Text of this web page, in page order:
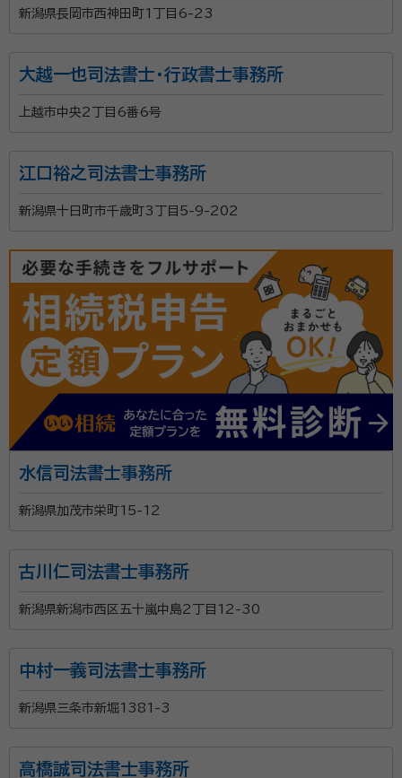
新潟県長岡市西神田町1丁目6-23
大越一也司法書士・行政書士事務所
上越市中央2丁目6番6号
江口裕之司法書士事務所
新潟県十日町市千歳町3丁目5-9-202
水信司法書士事務所
新潟県加茂市栄町15-12
古川仁司法書士事務所
新潟県新潟市西区五十嵐中島2丁目12-30
中村一義司法書士事務所
新潟県三条市新堀1381-3
高橋誠司法書士事務所